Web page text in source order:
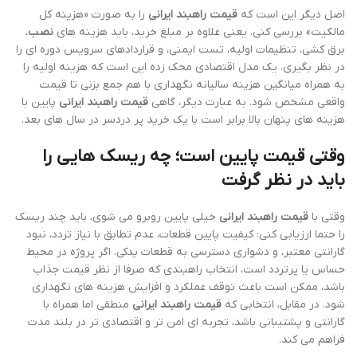
اصل دیگر این است که قیمت راهبند ایرانی را به صورت «هزینه کل
مالکیت» بررسی کنی. یعنی علاوه بر مبلغ خرید، باید هزینه های نصب،
برق کشی، تنظیمات اولیه، تست ایمنی، و قراردادهای سرویس دوره ای را
در نظر بگیری. یک مدل اقتصادی محک زده این است که هزینه اولیه را
به همراه میانگین هزینه سالیانه نگهداری با هم جمع بزنی تا قیمت
واقعی مشخص شود. به عبارت دیگر، گاهی قیمت راهبند ایرانی پایین با
هزینه های پنهان بالا برابر است با یک خرید پر دردسر در سال های بعد.
وقتی قیمت پایین است؛ چه ریسک هایی را
باید در نظر گرفت
وقتی با قیمت راهبند ایرانی خیلی پایین روبرو می شوی، باید چند ریسک
را حتما ارزیابی کنی: کیفیت پایین قطعات، عدم تطابق با نیاز تردد، نبود
گارانتی معتبر، و دشواری دسترسی به قطعات یدکی. اگر پروژه در محیط
حساس یا پرتردد است، انتخاب راهبندی که صرفا از نظر قیمت جذاب
باشد، ممکن است باعث توقف عملکرد و افزایش هزینه های نگهداری
شود. در مقابل، انتخابی که قیمت راهبند ایرانی منطقی اما همراه با
گارانتی و پشتیبانی باشد، تجربه ای امن تر و اقتصادی تر در بلند مدت
فراهم می کند.